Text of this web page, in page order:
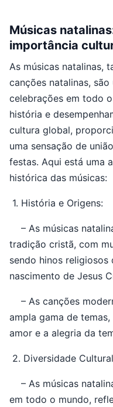
Músicas
importância
As músicas natalinas,
canções natalinas,
celebrações em todo
história e
cultura global,
uma sensação de
festas. Aqui está uma
histórica das músicas:
1. História e Origens:
– As músicas
tradição cristã, com
sendo hinos
nascimento de Jesus
– As canções
ampla gama de
amor e a alegria da
2. Diversidade
– As músicas
em todo o mundo,